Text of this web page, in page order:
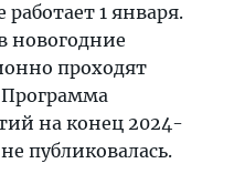
1 января.
новогодние
проходят
Программа
на конец 2024-
публиковалась.